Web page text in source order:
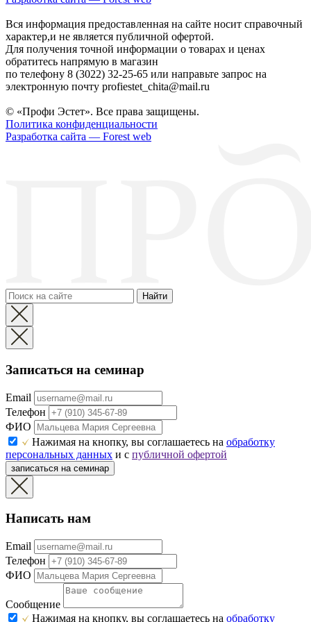
Вся информация предоставленная на сайте носит справочный
характер,и не является публичной офертой.
Для получения точной информации о товарах и ценах
обратитесь напрямую в магазин
по телефону 8 (3022) 32-25-65 или направьте запрос на
электронную почту profiestet_chita@mail.ru
© «Профи Эстет». Все права защищены.
Политика конфиденциальности
Разработка сайта — Forest web
Найти
Записаться на семинар
Email
Телефон
ФИО
Нажимая на кнопку, вы соглашаетесь на обработку
персональных данных и с публичной офертой
записаться на семинар
Написать нам
Email
Телефон
ФИО
Сообщение
Нажимая на кнопку, вы соглашаетесь на обработку